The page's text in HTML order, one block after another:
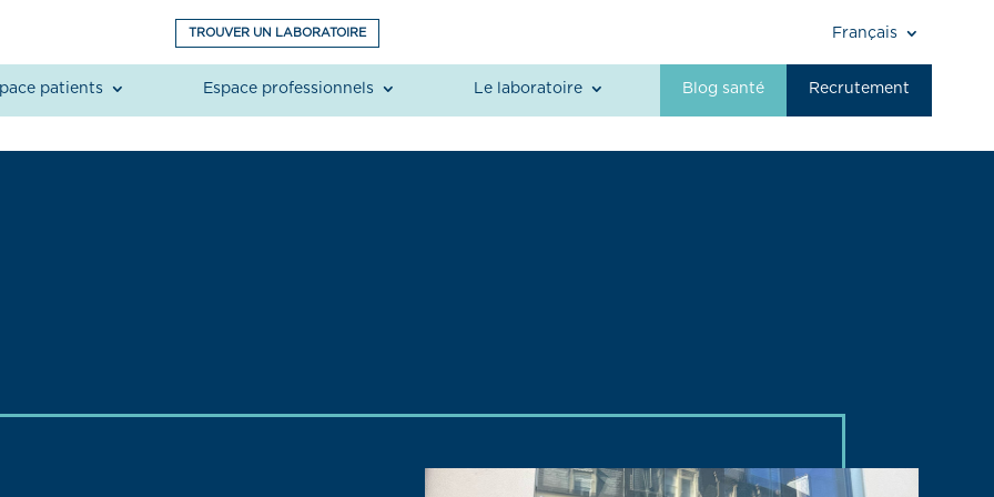
TROUVER UN LABORATOIRE Français
patients Espace professionnels Le laboratoire Blog santé Recrutement